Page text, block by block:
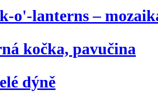
o'-lanterns –
kočka, pavučina
dýně